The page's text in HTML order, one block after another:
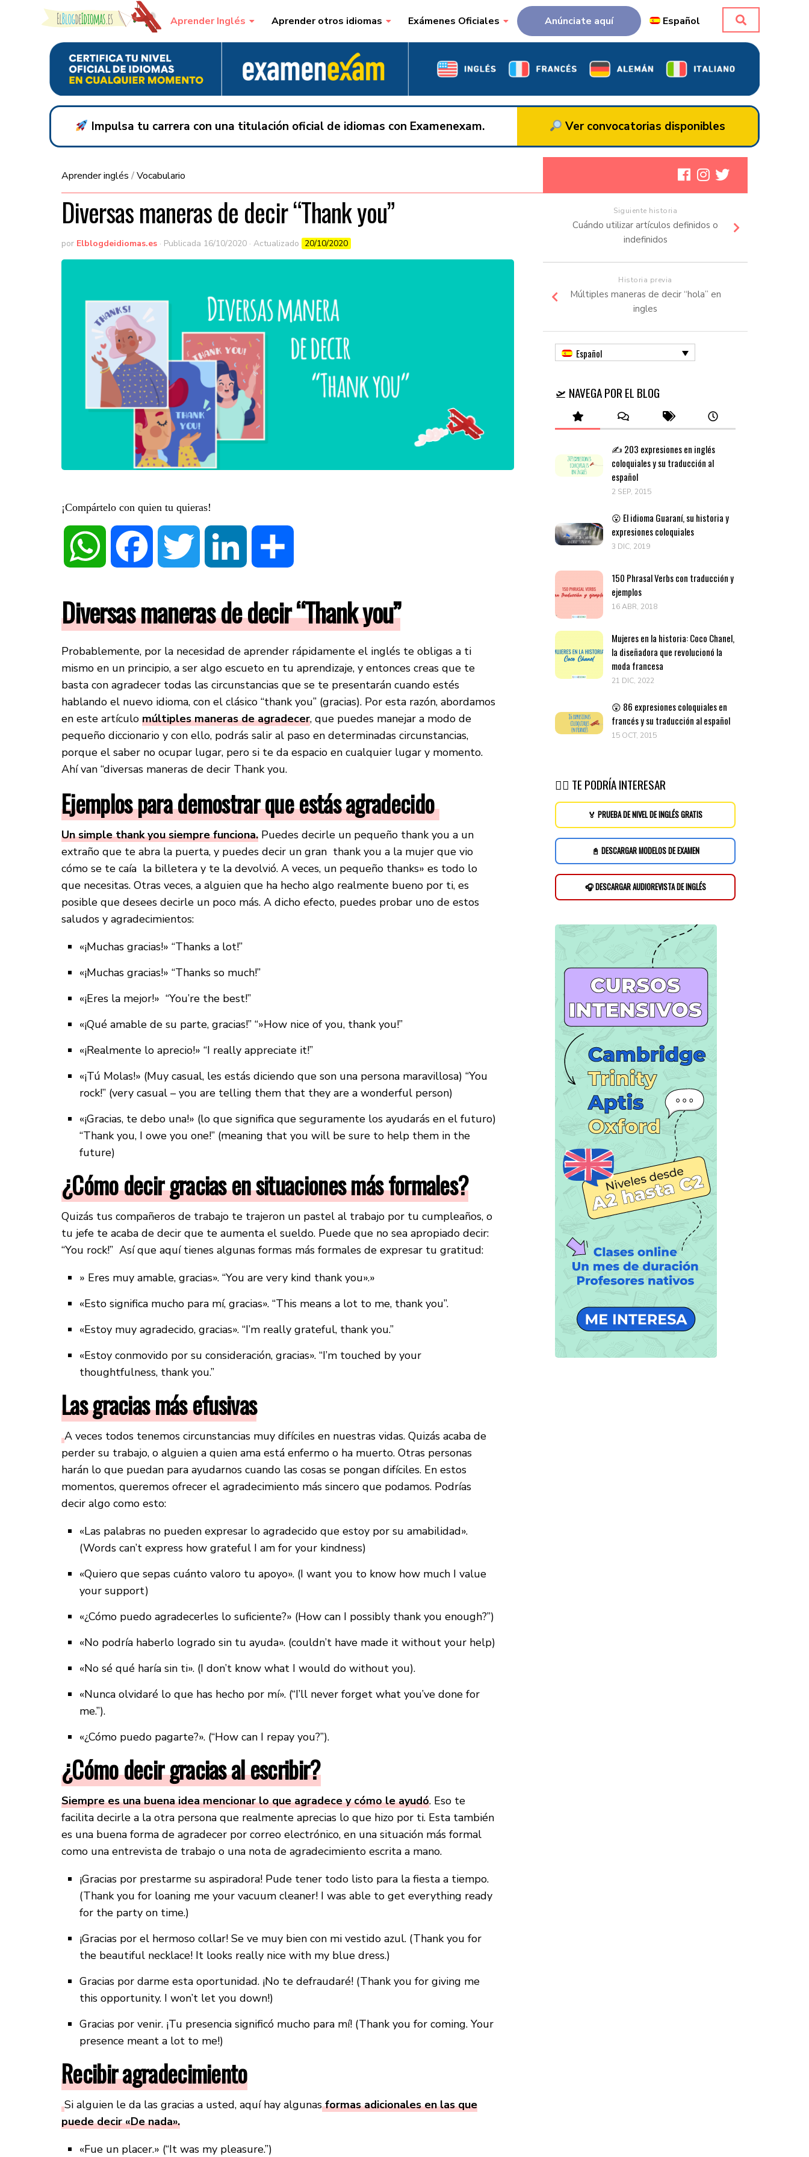
Skip to content Aprender Inglés Aprender otros idiomas Exámenes Oficiales Anúnciate aquí Español
Impulsa tu carrera con una titulación oficial de idiomas con Examenexam. Ver convocatorias disponibles
Aprender inglés /Vocabulario
Diversas maneras de decir “Thank you”
por Elblogdeidiomas.es · Publicada 16/10/2020 · Actualizado 20/10/2020
¡Compártelo con quien tu quieras!
WhatsApp Facebook LinkedIn
Diversas maneras de decir “Thank you”
Probablemente, por la necesidad de aprender rápidamente el inglés te obligas a ti
mismo en un principio, a ser algo escueto en tu aprendizaje, y entonces creas que te
basta con agradecer todas las circunstancias que se te presentarán cuando estés
hablando el nuevo idioma, con el clásico “thank you” (gracias). Por esta razón, abordamos
en este artículo múltiples maneras de agradecer, que puedes manejar a modo de
pequeño diccionario y con ello, podrás salir al paso en determinadas circunstancias,
porque el saber no ocupar lugar, pero si te da espacio en cualquier lugar y momento.
Ahí van “diversas maneras de decir Thank you.
Ejemplos para demostrar que estás agradecido
Un simple thank you siempre funciona. Puedes decirle un pequeño thank you a un
extraño que te abra la puerta, y puedes decir un gran thank you a la mujer que vio
cómo se te caía la billetera y te la devolvió. A veces, un pequeño thanks» es todo lo
que necesitas. Otras veces, a alguien que ha hecho algo realmente bueno por ti, es
posible que desees decirle un poco más. A dicho efecto, puedes probar uno de estos
saludos y agradecimientos:
«¡Muchas gracias!» “Thanks a lot!”
«¡Muchas gracias!» “Thanks so much!”
«¡Eres la mejor!» “You’re the best!”
«¡Qué amable de su parte, gracias!” “»How nice of you, thank you!”
«¡Realmente lo aprecio!» “I really appreciate it!”
«¡Tú Molas!» (Muy casual, les estás diciendo que son una persona maravillosa) “You
rock!” (very casual – you are telling them that they are a wonderful person)
«¡Gracias, te debo una!» (lo que significa que seguramente los ayudarás en el futuro)
“Thank you, I owe you one!” (meaning that you will be sure to help them in the
future)
¿Cómo decir gracias en situaciones más formales?
Quizás tus compañeros de trabajo te trajeron un pastel al trabajo por tu cumpleaños, o
tu jefe te acaba de decir que te aumenta el sueldo. Puede que no sea apropiado decir:
“You rock!” Así que aquí tienes algunas formas más formales de expresar tu gratitud:
» Eres muy amable, gracias». “You are very kind thank you».»
«Esto significa mucho para mí, gracias». “This means a lot to me, thank you”.
«Estoy muy agradecido, gracias». “I’m really grateful, thank you.”
«Estoy conmovido por su consideración, gracias». “I’m touched by your
thoughtfulness, thank you.”
Las gracias más efusivas
A veces todos tenemos circunstancias muy difíciles en nuestras vidas. Quizás acaba de
perder su trabajo, o alguien a quien ama está enfermo o ha muerto. Otras personas
harán lo que puedan para ayudarnos cuando las cosas se pongan difíciles. En estos
momentos, queremos ofrecer el agradecimiento más sincero que podamos. Podrías
decir algo como esto:
«Las palabras no pueden expresar lo agradecido que estoy por su amabilidad».
(Words can’t express how grateful I am for your kindness)
«Quiero que sepas cuánto valoro tu apoyo». (I want you to know how much I value
your support)
«¿Cómo puedo agradecerles lo suficiente?» (How can I possibly thank you enough?”)
«No podría haberlo logrado sin tu ayuda». (couldn’t have made it without your help)
«No sé qué haría sin ti». (I don’t know what I would do without you).
«Nunca olvidaré lo que has hecho por mí». (“I’ll never forget what you’ve done for
me.”).
«¿Cómo puedo pagarte?». (“How can I repay you?”).
¿Cómo decir gracias al escribir?
Siempre es una buena idea mencionar lo que agradece y cómo le ayudó. Eso te
facilita decirle a la otra persona que realmente aprecias lo que hizo por ti. Esta también
es una buena forma de agradecer por correo electrónico, en una situación más formal
como una entrevista de trabajo o una nota de agradecimiento escrita a mano.
¡Gracias por prestarme su aspiradora! Pude tener todo listo para la fiesta a tiempo.
(Thank you for loaning me your vacuum cleaner! I was able to get everything ready
for the party on time.)
¡Gracias por el hermoso collar! Se ve muy bien con mi vestido azul. (Thank you for
the beautiful necklace! It looks really nice with my blue dress.)
Gracias por darme esta oportunidad. ¡No te defraudaré! (Thank you for giving me
this opportunity. I won’t let you down!)
Gracias por venir. ¡Tu presencia significó mucho para mí! (Thank you for coming. Your
presence meant a lot to me!)
Recibir agradecimiento
Si alguien le da las gracias a usted, aquí hay algunasformas adicionales en las que
puede decir «De nada».
«Fue un placer.» (“It was my pleasure.”)
Siguiente historia
Cuándo utilizar artículos definidos o
indefinidos
Historia previa
Múltiples maneras de decir “hola” en
ingles
Español
🛫 NAVEGA POR EL BLOG
✍️ 203 expresiones en inglés
coloquiales y su traducción al
español
2 SEP, 2015
😮 El idioma Guaraní, su historia y
expresiones coloquiales
3 DIC, 2019
150 Phrasal Verbs con traducción y
ejemplos
16 ABR, 2018
Mujeres en la historia: Coco Chanel,
la diseñadora que revolucionó la
moda francesa
21 DIC, 2022
😲 86 expresiones coloquiales en
francés y su traducción al español
15 OCT, 2015
👉🏽 TE PODRÍA INTERESAR
🏅 PRUEBA DE NIVEL DE INGLÉS GRATIS
📓 DESCARGAR MODELOS DE EXAMEN
🎧 DESCARGAR AUDIOREVISTA DE INGLÉS